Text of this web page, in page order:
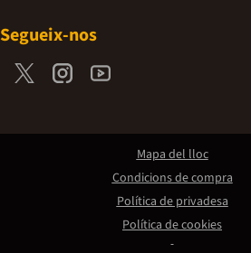
Segueix-nos
Mapa del lloc
Condicions de compra
Política de privadesa
Política de cookies